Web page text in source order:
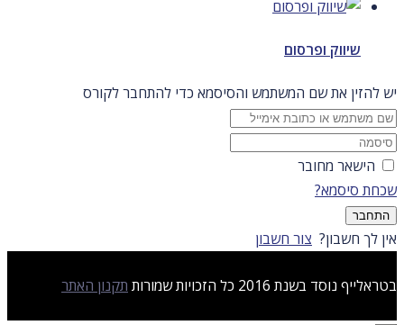
שיווק ופרסום
יש להזין את שם המשתמש והסיסמא כדי להתחבר לקורס
הישאר מחובר
שכחת סיסמא?
התחבר
אין לך חשבון? צור חשבון
בטראלייף נוסד בשנת 2016 כל הזכויות שמורות תקנון האתר